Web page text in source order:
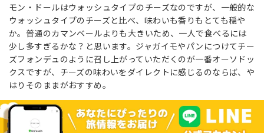
モン・ドールはウォッシュタイプのチーズなのですが、一般的な
ウォッシュタイプのチーズと比べ、味わいも香りもとても穏や
か。普通のカマンベールよりも大きいため、一人で食べるには
少し多すぎるかな？と思います。ジャガイモやパンにつけてチー
ズフォンデュのように召し上がっていただくのが一番オーソドッ
クスですが、チーズの味わいをダイレクトに感じるのならば、や
はりそのままがおすすめ。